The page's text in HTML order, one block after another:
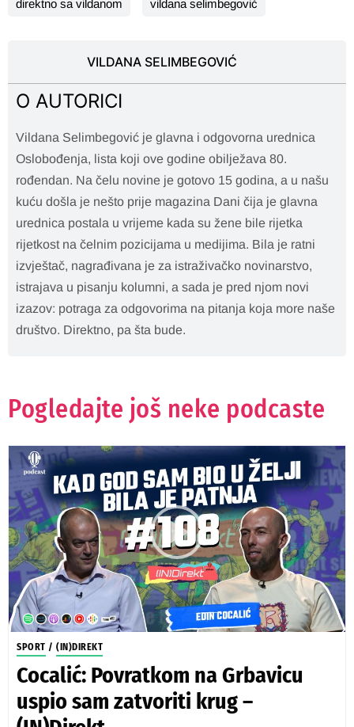
direktno sa vildanom vildana selimbegović
VILDANA SELIMBEGOVIĆ
O AUTORICI
Vildana Selimbegović je glavna i odgovorna urednica
Oslobođenja, lista koji ove godine obilježava 80.
rođendan. Na čelu novine je gotovo 15 godina, a u našu
kuću došla je nešto prije magazina Dani čija je glavna
urednica postala u vrijeme kada su žene bile rijetka
rijetkost na čelnim pozicijama u medijima. Bila je ratni
izvještač, nagrađivana je za istraživačko novinarstvo,
istrajava u pisanju kolumni, a sada je pred njom novi
izazov: potraga za odgovorima na pitanja koja more naše
društvo. Direktno, pa šta bude.
Pogledajte još neke podcaste
SPORT / (IN)DIREKT
Cocalić: Povratkom na Grbavicu
uspio sam zatvoriti krug –